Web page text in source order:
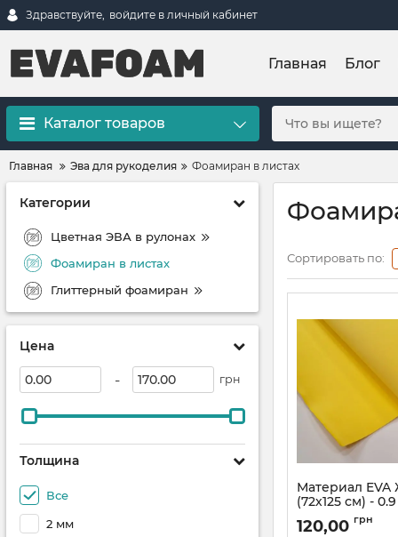
Здравствуйте, войдите в личный кабинет
Главная Блог
Каталог товаров
Главная Эва для рукоделия Фоамиран в листах
Категории
Цветная ЭВА в рулонах
Фоамиран в листах
Глиттерный фоамиран
Цена
- грн
Толщина
Все
2 мм
Сортировать по:
Материал
(72х125 см) -
Артикул: 60001
120,00 грн